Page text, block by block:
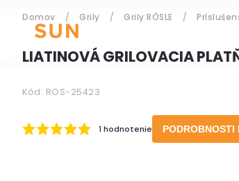
Domov / Grily / Grily RÖSLE /
LIATINOVÁ GRILOVACIA
Kód: ROS-25423
1 hodnotenie PODROBNOSTI